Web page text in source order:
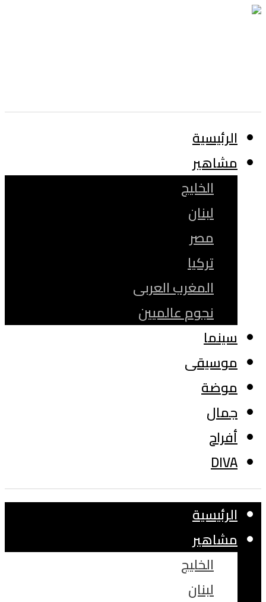
الرئيسية
مشاهير
الخليج
لبنان
مصر
تركيا
المغرب العربى
نجوم عالميين
سينما
موسيقى
موضة
جمال
أفراح
DIVA
الرئيسية
مشاهير
الخليج
لبنان